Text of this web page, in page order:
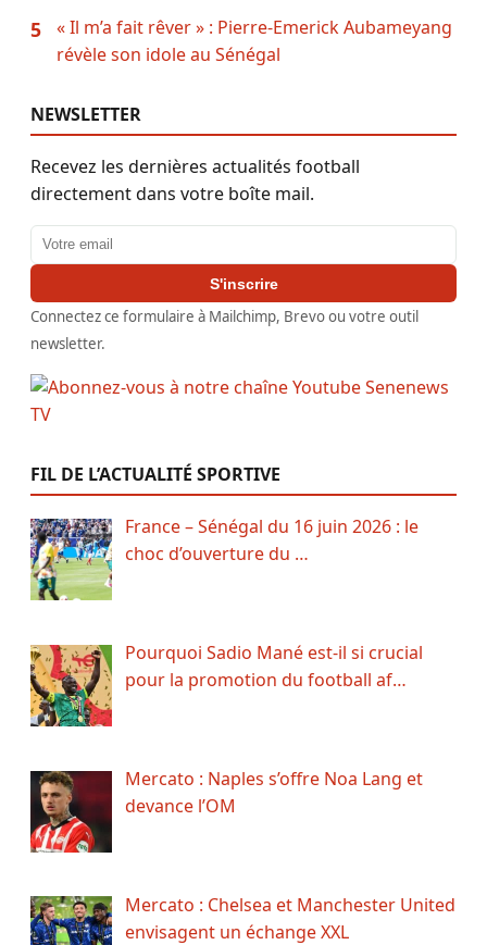
5
« Il m’a fait rêver » : Pierre-Emerick Aubameyang
révèle son idole au Sénégal
NEWSLETTER
Recevez les dernières actualités football
directement dans votre boîte mail.
Adresse email
S'inscrire
Connectez ce formulaire à Mailchimp, Brevo ou votre outil
newsletter.
FIL DE L’ACTUALITÉ SPORTIVE
France – Sénégal du 16 juin 2026 : le
choc d’ouverture du …
Pourquoi Sadio Mané est-il si crucial
pour la promotion du football af…
Mercato : Naples s’offre Noa Lang et
devance l’OM
Mercato : Chelsea et Manchester United
envisagent un échange XXL